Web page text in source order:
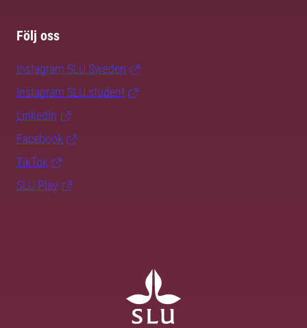
Följ oss
Instagram SLU.Sweden
Instagram SLU.student
LinkedIn
Facebook
TikTok
SLU Play